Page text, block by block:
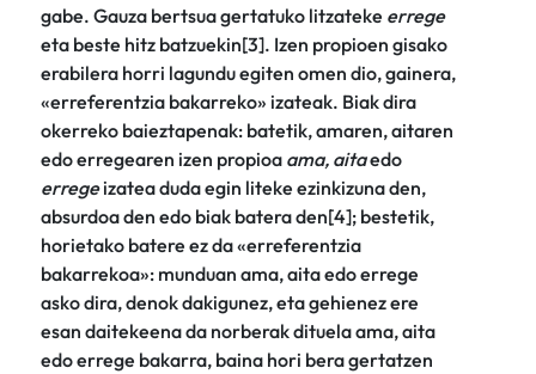
gabe. Gauza bertsua gertatuko litzateke errege
eta beste hitz batzuekin[3]. Izen propioen gisako
erabilera horri lagundu egiten omen dio, gainera,
«erreferentzia bakarreko» izateak. Biak dira
okerreko baieztapenak: batetik, amaren, aitaren
edo erregearen izen propioa ama, aitaedo
erregeizatea duda egin liteke ezinkizuna den,
absurdoa den edo biak batera den[4]; bestetik,
horietako batere ez da «erreferentzia
bakarrekoa»: munduan ama, aita edo errege
asko dira, denok dakigunez, eta gehienez ere
esan daitekeena da norberak dituela ama, aita
edo errege bakarra, baina hori bera gertatzen